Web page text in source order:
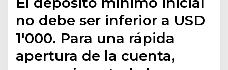
no debe ser inferior a USD
1'000. Para una rápida
apertura de la cuenta,